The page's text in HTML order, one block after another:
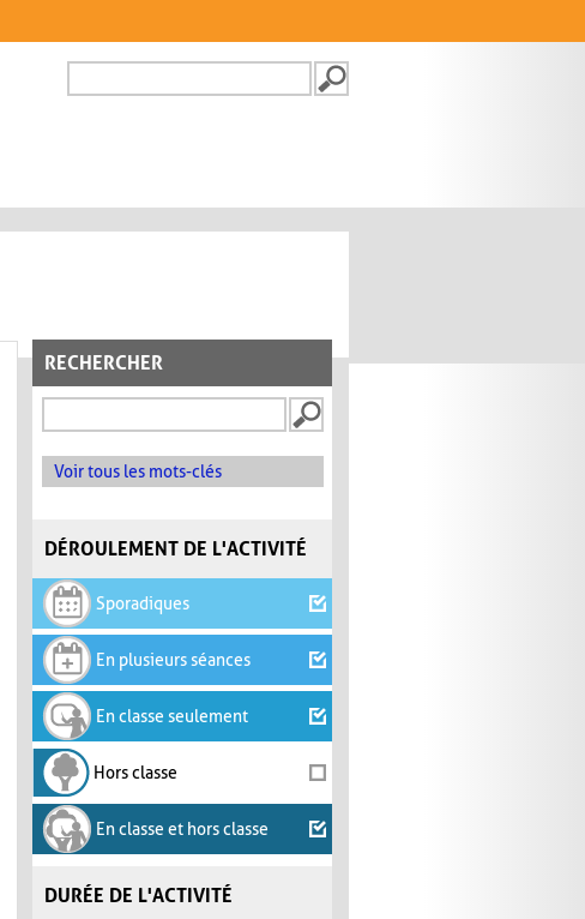
FORMULAIRE DE
RECHERCHER
Voir tous les mots-clés
DÉROULEMENT DE L'ACTIVITÉ
Sporadiques
En plusieurs séances
En classe seulement
Hors classe
En classe et hors classe
DURÉE DE L'ACTIVITÉ